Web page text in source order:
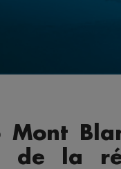
Mont
de la